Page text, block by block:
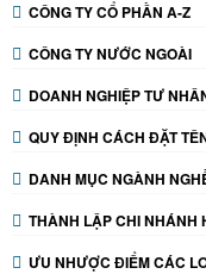
CÔNG TY CỔ PHẦN A-Z
CÔNG TY NƯỚC NGOÀI
DOANH NGHIỆP TƯ
QUY ĐỊNH CÁCH ĐẶT
DANH MỤC NGÀNH
THÀNH LẬP CHI NHÁNH
ƯU NHƯỢC ĐIỂM CÁC